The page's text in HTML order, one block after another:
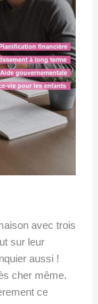
avec trois
sur leur
aussi !
cher même.
ce